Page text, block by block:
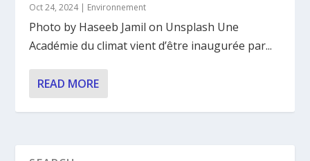
Oct 24, 2024| Environnement
Photo by Haseeb Jamil on Unsplash Une
Académie du climat vient d’être inaugurée par...
READ MORE